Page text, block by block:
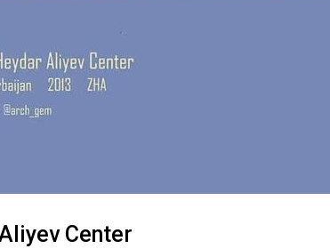
Center